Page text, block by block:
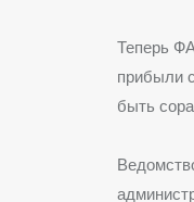
Теперь
прибыли
быть